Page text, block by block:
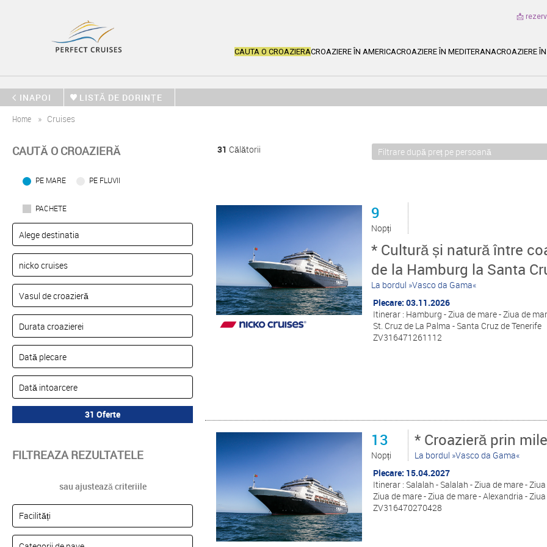
📩
CAUTA O CROAZIERACROAZIERE ÎN AMERICACROAZIERE ÎN MEDITERANACROAZIERE
INAPOI
LISTĂ DE DORINȚE
Home
Cruises
CAUTĂ O CROAZIERĂ
PE MARE PE FLUVII
PACHETE
FILTREAZA REZULTATELE
sau ajustează criteriile
31 Călătorii
9
Nopți
* Cultură și natură între
de la Hamburg la Santa
La bordul »Vasco da Gama«
Plecare: 03.11.2026
Itinerar : Hamburg - Ziua de mare - Ziua de
St. Cruz de La Palma - Santa Cruz de Tenerife
ZV316471261112
13
Nopți
* Croazieră prin
La bordul »Vasco da Gama«
Plecare: 15.04.2027
Itinerar : Salalah - Salalah - Ziua de mare -
Ziua de mare - Ziua de mare - Alexandria -
ZV316470270428